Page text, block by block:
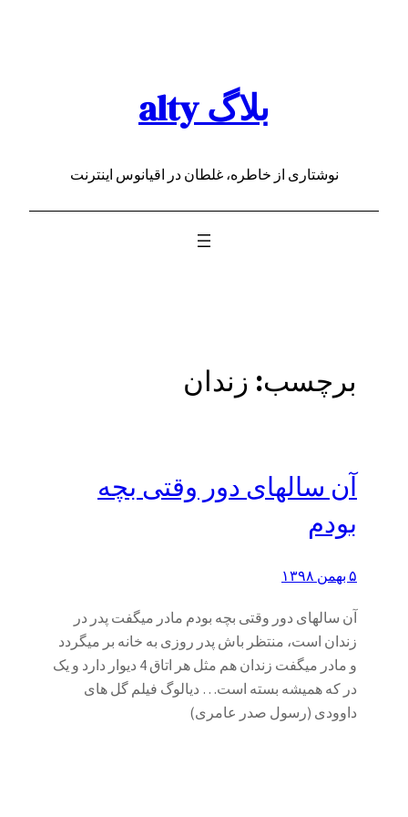
بلاگ alty
نوشتاری از خاطره، غلطان در اقیانوس اینترنت
برچسب: زندان
آن سالهای دور وقتی بچه
بودم
۵ بهمن ۱۳۹۸
آن سالهای دور وقتی بچه بودم مادر میگفت پدر در
زندان است، منتظر باش پدر روزی به خانه بر میگردد
و مادر میگفت زندان هم مثل هر اتاق 4 دیوار دارد و یک
در که همیشه بسته است… دیالوگ فیلم گل های
داوودی (رسول صدر عامری)